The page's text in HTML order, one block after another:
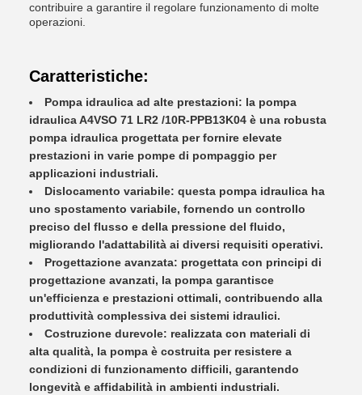
contribuire a garantire il regolare funzionamento di molte
operazioni.
Caratteristiche:
Pompa idraulica ad alte prestazioni: la pompa
idraulica A4VSO 71 LR2 /10R-PPB13K04 è una robusta
pompa idraulica progettata per fornire elevate
prestazioni in varie pompe di pompaggio per
applicazioni industriali.
Dislocamento variabile: questa pompa idraulica ha
uno spostamento variabile, fornendo un controllo
preciso del flusso e della pressione del fluido,
migliorando l'adattabilità ai diversi requisiti operativi.
Progettazione avanzata: progettata con principi di
progettazione avanzati, la pompa garantisce
un'efficienza e prestazioni ottimali, contribuendo alla
produttività complessiva dei sistemi idraulici.
Costruzione durevole: realizzata con materiali di
alta qualità, la pompa è costruita per resistere a
condizioni di funzionamento difficili, garantendo
longevità e affidabilità in ambienti industriali.